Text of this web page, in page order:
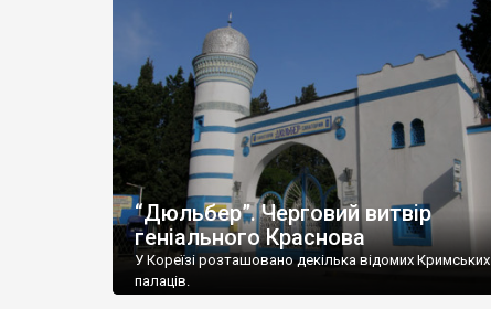
“Дюльбер”. Черговий витвір
геніального Краснова
У Кореїзі розташовано декілька відомих Кримських
палаців.